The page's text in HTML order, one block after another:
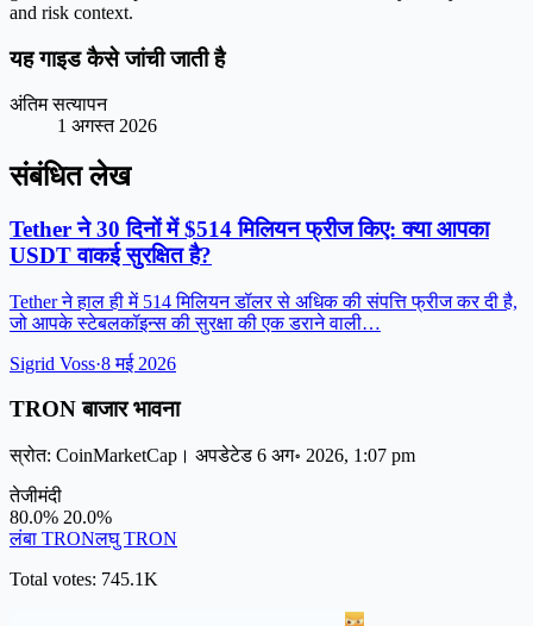
and risk context.
यह गाइड कैसे जांची जाती है
अंतिम सत्यापन
1 अगस्त 2026
संबंधित लेख
Tether ने 30 दिनों में $514 मिलियन फ्रीज किए: क्या आपका
USDT वाकई सुरक्षित है?
Tether ने हाल ही में 514 मिलियन डॉलर से अधिक की संपत्ति फ्रीज कर दी है,
जो आपके स्टेबलकॉइन्स की सुरक्षा की एक डराने वाली…
Sigrid Voss·8 मई 2026
TRON बाजार भावना
स्रोत: CoinMarketCap। अपडेटेड 6 अग॰ 2026, 1:07 pm
तेजीमंदी
80.0% 20.0%
लंबा TRONलघु TRON
Total votes: 745.1K